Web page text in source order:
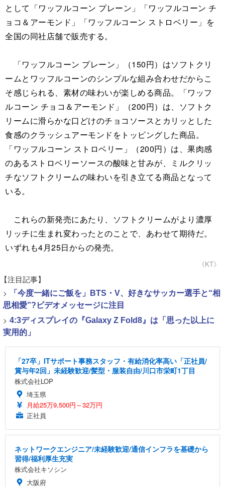
として「ワッフルコーン プレーン」「ワッフルコーン チ
ョコ＆アーモンド」「ワッフルコーン ストロベリー」を
全国の同社店舗で販売する。
「ワッフルコーン プレーン」（150円）はソフトクリ
ームとワッフルコーンのシンプルな組み合わせだからこ
そ感じられる、素材の味わいが楽しめる商品。「ワッフ
ルコーン チョコ＆アーモンド」（200円）は、ソフトク
リームに滑らかな口どけのチョコソースとカリッとした
食感のクラッシュアーモンドをトッピングした商品。
「ワッフルコーン ストロベリー」（200円）は、果肉感
のあるストロベリーソースの酸味と甘みが、ミルクリッ
チなソフトクリームの味わいを引き立てる商品となって
いる。
これらの新発売にあたり、ソフトクリームがより濃厚
リッチに生まれ変わったとのことで、あわせて期待だ。
いずれも4月25日からの発売。
《KT》
【注目記事】
>
「今度一緒にご飯を」BTS・V、好きなサッカー選手と“相
思相愛”?ビデオメッセージに注目
> 4:3ディスプレイの『Galaxy Z Fold8』は「思った以上に
実用的」
「27卒」ITサポート事務スタッフ・有給消化率高い「正社員/
賞与年2回」未経験歓迎/髪型・服装自由/川口市栄町1丁目
株式会社LOP
埼玉県
月給25万9,500円～32万円
正社員
ネットワークエンジニア/未経験歓迎/通信インフラを基礎から
習得/福利厚生充実
株式会社キソシン
大阪府